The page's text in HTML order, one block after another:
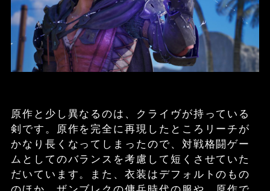
原作と少し異なるのは、クライヴが持っている
剣です。原作を完全に再現したところリーチが
かなり長くなってしまったので、対戦格闘ゲー
ムとしてのバランスを考慮して短くさせていた
だいています。また、衣装はデフォルトのもの